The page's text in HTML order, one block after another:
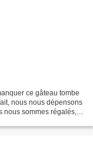
ce gâteau tombe
nous nous dépensons
nous sommes régalés,